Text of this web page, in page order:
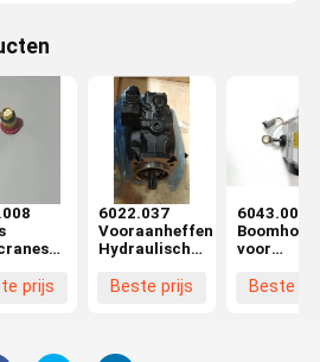
Parts
prijs
6022.037
Vooraanheffen
Hydraulische
Energie-
Stacker Parts
Beste prijs
6043.007
voor
Beste